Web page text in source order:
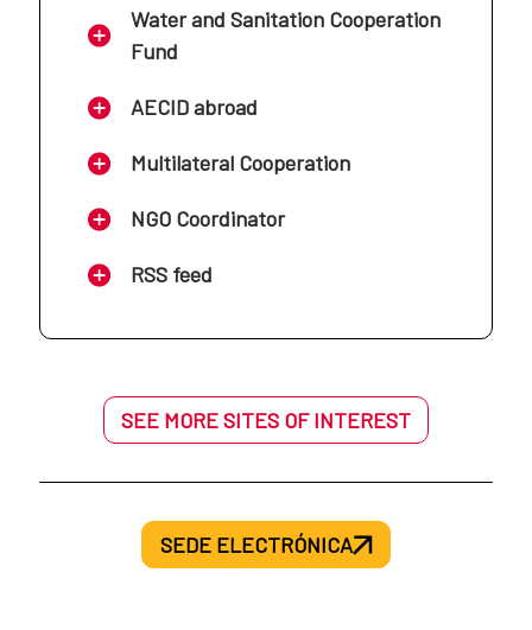
AECID en Marruecos
AECID en Mauritania
AECID en Mozambique
AECID en Níger
AECID en Palestina
AECID en Senegal
AECID en Ecuador
AECID en El Salvador
AECID en Guatemala
AECID en Haití
AECID en México
AECID en Nicaragua
Water and Sanitation Cooperation
Fund
AECID abroad
Multilateral Cooperation
NGO Coordinator
RSS feed
SEE MORE SITES OF INTEREST
SEDE ELECTRÓNICA